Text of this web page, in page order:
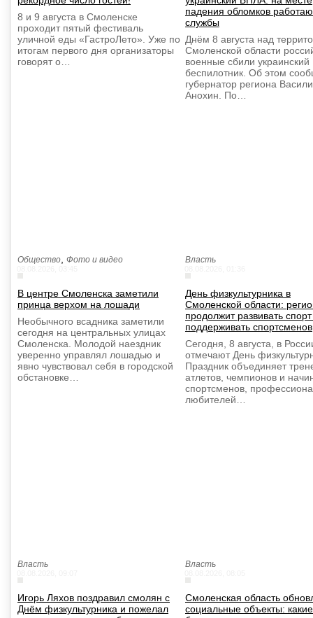
8 и 9 августа в Смоленске
проходит пятый фестиваль
уличной еды «ГастроЛето». Уже по
итогам первого дня организаторы
говорят о…
падения обломков
службы
Днём 8 августа над
Смоленской области
военные сбили украинский
беспилотник. Об этом
губернатор региона
Анохин. По…
Общество Фото и видео
В центре Смоленска заметили
принца верхом на лошади
Необычного всадника заметили
сегодня на центральных улицах
Смоленска. Молодой наездник
уверенно управлял лошадью и
явно чувствовал себя в городской
обстановке…
Власть
День физкультурника в
Смоленской области:
продолжит развивать
поддерживать спортсменов
Сегодня, 8 августа, в
отмечают День
Праздник объединяет
атлетов, чемпионов и
спортсменов,
любителей…
Власть
Игорь Ляхов поздравил смолян с
Днём физкультурника и пожелал
Власть
Смоленская область
социальные объекты: